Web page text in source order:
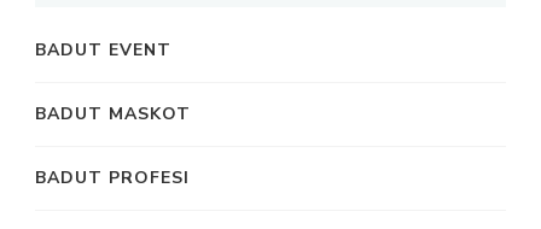
BADUT EVENT
BADUT MASKOT
BADUT PROFESI